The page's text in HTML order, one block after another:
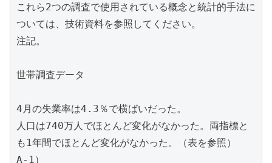
これら2つの調査で使用されている概念と統計的手法に
ついては、技術資料を参照してください。
注記。
世帯調査データ
4月の失業率は4.3％で横ばいだった。
人口は740万人でほとんど変化がなかった。両指標と
も1年間でほとんど変化がなかった。（表を参照）
A-1）